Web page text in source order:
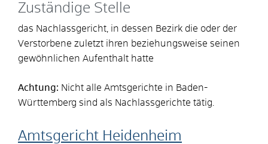
Zuständige Stelle
das Nachlassgericht, in dessen Bezirk die oder der
Verstorbene zuletzt ihren beziehungsweise seinen
gewöhnlichen Aufenthalt hatte
Achtung: Nicht alle Amtsgerichte in Baden-
Württemberg sind als Nachlassgerichte tätig.
Amtsgericht Heidenheim